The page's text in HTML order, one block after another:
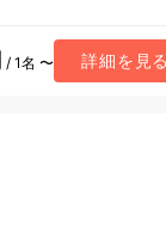
/ 1名 〜 詳細を見る